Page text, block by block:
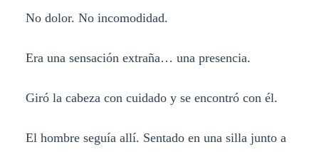
No dolor. No incomodidad.
Era una sensación extraña… una presencia.
Giró la cabeza con cuidado y se encontró con él.
El hombre seguía allí. Sentado en una silla junto a